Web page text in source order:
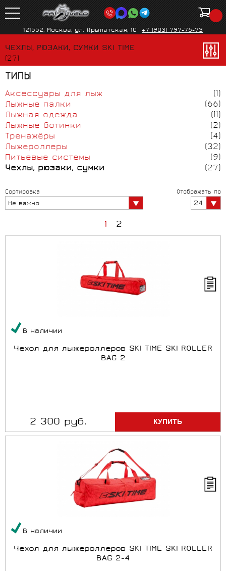
121552, Москва, ул. Крылатская, 10 +7 (903) 797-76-73
ЧЕХЛЫ, РЮЗАКИ, СУМКИ SKI TIME
(27)
ТИПЫ
Аксессуары для лыж
(1)
Лыжные палки
(66)
Лыжная одежда
(11)
Лыжные ботинки
(2)
Тренажёры
(4)
Лыжероллеры
(32)
Питьевые системы
(9)
Чехлы, рюзаки, сумки
(27)
Сортировка
Не важно
Отображать по
24
1 2
В наличии
Чехол для лыжероллеров SKI TIME SKI ROLLER
BAG 2
2 300 руб.
В наличии
Чехол для лыжероллеров SKI TIME SKI ROLLER
BAG 2-4